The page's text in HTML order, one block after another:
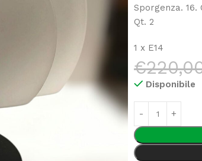
Sporgenza. 16.
Qt. 2
1 x E14
€
Disponibile